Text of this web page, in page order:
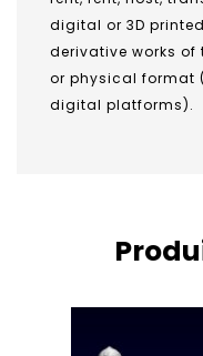
digital or 3D
derivative works
or physical format
digital platforms).